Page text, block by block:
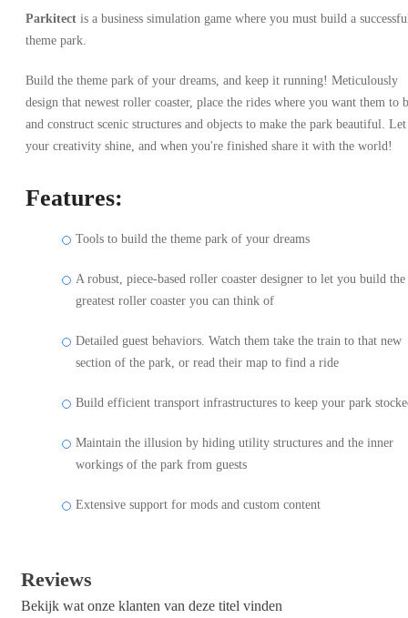
Parkitect is a business simulation game where you must build a
theme park.
Build the theme park of your dreams, and keep it running! Meticulously
design that newest roller coaster, place the rides where you want them to
and construct scenic structures and objects to make the park beautiful. Let
your creativity shine, and when you're finished share it with the world!
Features:
Tools to build the theme park of your dreams
A robust, piece-based roller coaster designer to let you build the
greatest roller coaster you can think of
Detailed guest behaviors. Watch them take the train to that new
section of the park, or read their map to find a ride
Build efficient transport infrastructures to keep your park
Maintain the illusion by hiding utility structures and the inner
workings of the park from guests
Extensive support for mods and custom content
Reviews
Bekijk wat onze klanten van deze titel vinden